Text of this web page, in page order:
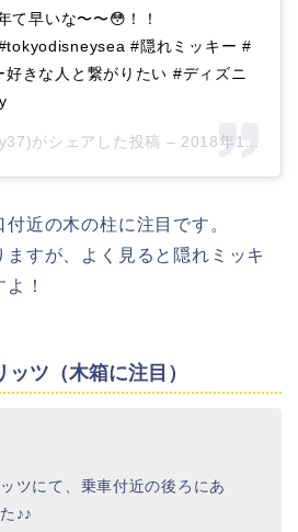
て早いな〜〜😳！！
#隠れミッキー #
好きな人と繋がりたい #ディズニ
がシェアした投稿 – 2018年11月月5日午後10時28分PST
近の木の柱に注目です。
すが、よく見ると隠れミッキ
！
ツ（木箱に注目）
ツにて、乗車付近の後ろにあ
♪♪